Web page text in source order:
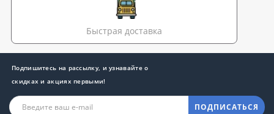
Быстрая доставка
Подпишитесь на рассылку, и узнавайте о
скидках и акциях первыми!
ПОДПИСАТЬСЯ